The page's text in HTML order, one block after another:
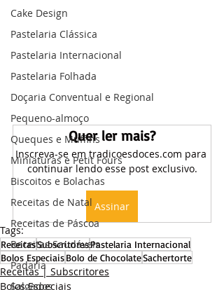
Cake Design
Pastelaria Clássica
Pastelaria Internacional
Pastelaria Folhada
Doçaria Conventual e Regional
Pequeno-almoço
Queques e Muffins
Miniaturas e Petit Fours
Biscoitos e Bolachas
Receitas de Natal
Receitas de Páscoa
Receitas Saudáveis
Padaria
Salgados
Quer ler mais?
Inscreva-se em tradicoesdoces.com para
continuar lendo esse post exclusivo.
Assinar
Tags:
ReceitasSubscritoresPastelaria Internacional
Bolos EspeciaisBolo de ChocolateSachertorte
Receitas | Subscritores
Bolos Especiais